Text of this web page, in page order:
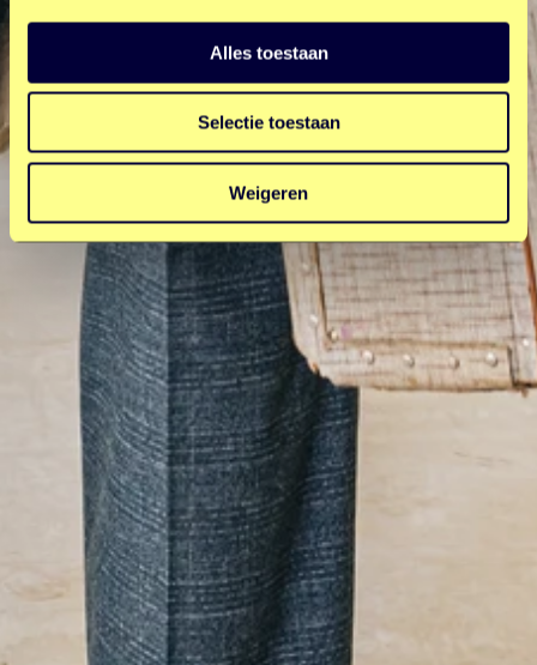
Alles toestaan
Selectie toestaan
Weigeren